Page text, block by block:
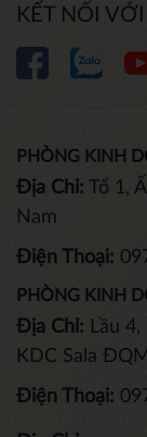
KẾT NỐI
PHÒNG KINH
Địa Chỉ: Tổ 1,
Nam
Điện Thoại:
PHÒNG KINH
Địa Chỉ: Lầu
KDC Sala
Điện Thoại: